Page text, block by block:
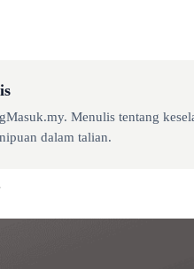
Menulis tentang
dalam talian.